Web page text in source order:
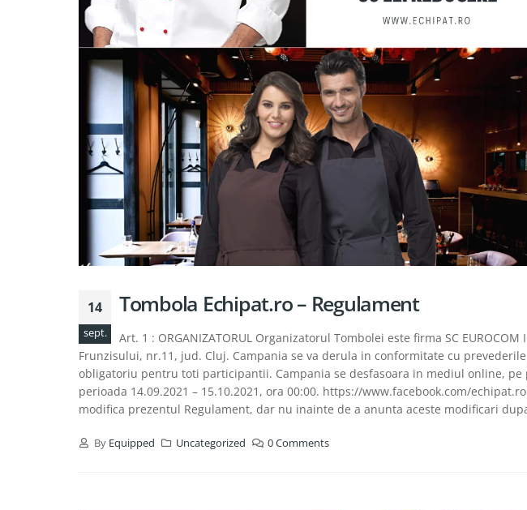
14
sept.
Tombola Echipat.ro – Regulament
Art. 1 : ORGANIZATORUL Organizatorul Tombolei este firma SC
Frunzisului, nr.11, jud. Cluj. Campania se va derula in conformitate cu
obligatoriu pentru toti participantii. Campania se desfasoara in mediul online, pe
perioada 14.09.2021 – 15.10.2021, ora 00:00. https://www.facebook.com/
modifica prezentul Regulament, dar nu inainte de a anunta aceste modificari
By Equipped Uncategorized 0 Comments